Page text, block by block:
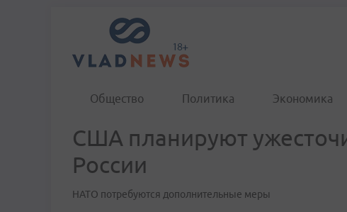
Общество Политика Экономика
США планируют
России
НАТО потребуются дополнительные меры